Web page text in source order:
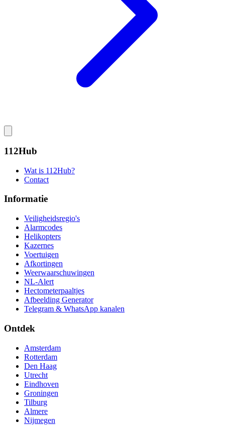
112Hub
Wat is 112Hub?
Contact
Informatie
Veiligheidsregio's
Alarmcodes
Helikopters
Kazernes
Voertuigen
Afkortingen
Weerwaarschuwingen
NL-Alert
Hectometerpaaltjes
Afbeelding Generator
Telegram & WhatsApp kanalen
Ontdek
Amsterdam
Rotterdam
Den Haag
Utrecht
Eindhoven
Groningen
Tilburg
Almere
Nijmegen